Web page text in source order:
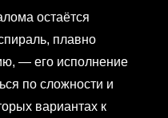
остаётся
плавно
— его исполнение
по сложности и
вариантах к